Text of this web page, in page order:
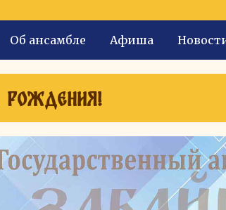
Об ансамбле Афиша